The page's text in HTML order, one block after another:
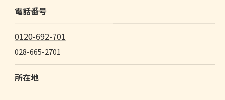
電話番号
0120-692-701
028-665-2701
所在地